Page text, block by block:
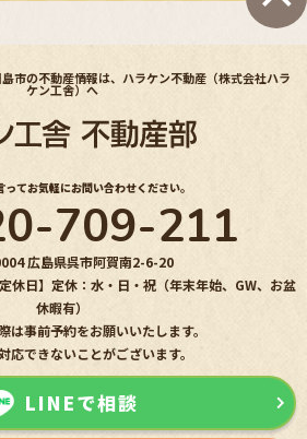
市の不動産情報は、ハラケン不動産（株式会社ハラ
ケン工舎）へ
てお気軽にお問い合わせください。
709-211
広島県呉市阿賀南2-6-20
休日】定休：水・日・祝（年末年始、GW、お盆
休暇有）
は事前予約をお願いいたします。
応できないことがございます。
LINEで相談